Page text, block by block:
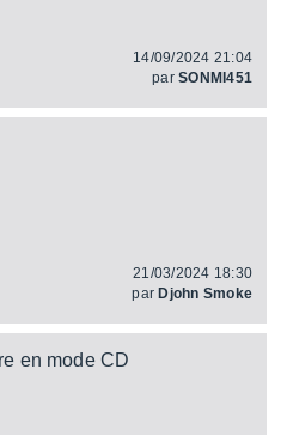
14/09/2024 21:04
parSONMI451
21/03/2024 18:30
par Djohn Smoke
en mode CD